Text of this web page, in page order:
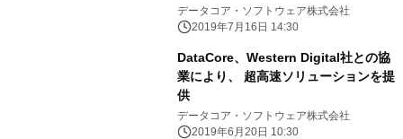
ウェアディファインドストレージにお
ける 新機能の発表
データコア・ソフトウェア株式会社
2019年7月16日 14:30
DataCore、Western Digital社との協
業により、 超高速ソリューションを提
供
データコア・ソフトウェア株式会社
2019年6月20日 10:30